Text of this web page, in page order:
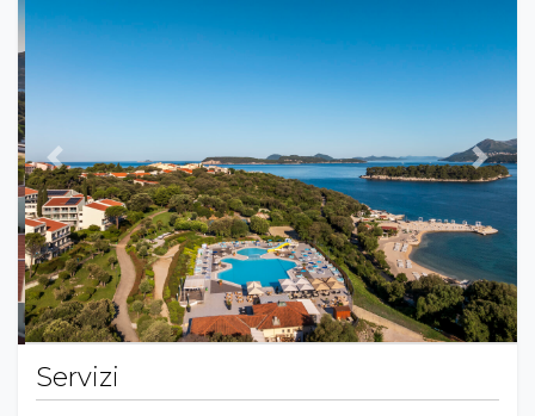
Previous Next
Servizi